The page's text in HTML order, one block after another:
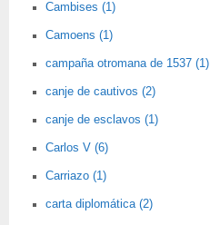
Cambises (1)
Camoens (1)
campaña otromana de 1537 (1)
canje de cautivos (2)
canje de esclavos (1)
Carlos V (6)
Carriazo (1)
carta diplomática (2)